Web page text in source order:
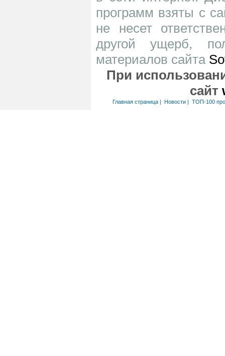
программ взяты с
не несет
другой ущерб,
материалов сайта
При
сайт
Главная страница| Новости| ТОП-100